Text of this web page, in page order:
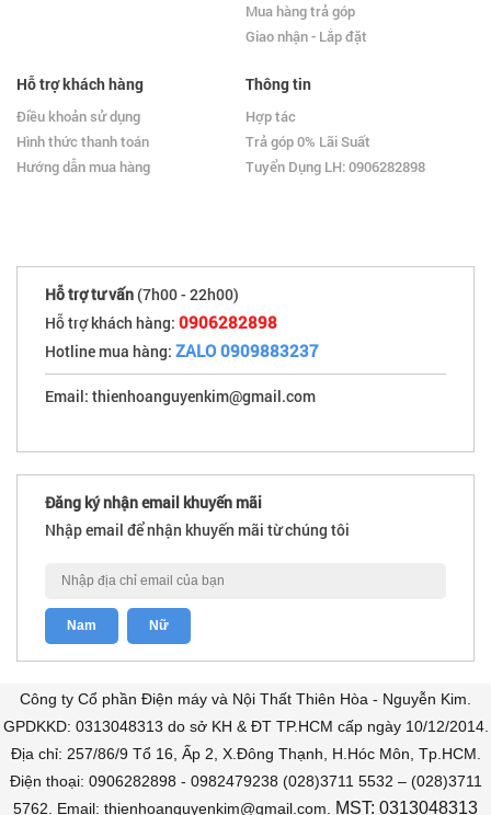
Mua hàng trả góp
Giao nhận - Lắp đặt
Hỗ trợ khách hàng
Điều khoản sử dụng
Hình thức thanh toán
Hướng dẫn mua hàng
Thông tin
Hợp tác
Trả góp 0% Lãi Suất
Tuyển Dụng LH: 0906282898
Hỗ trợ tư vấn (7h00 - 22h00)
Hỗ trợ khách hàng: 0906282898
Hotline mua hàng: ZALO 0909883237
Email: thienhoanguyenkim@gmail.com
Đăng ký nhận email khuyến mãi
Nhập email để nhận khuyến mãi từ chúng tôi
Công ty Cổ phần Điện máy và Nội Thất Thiên Hòa - Nguyễn Kim.
GPDKKD: 0313048313 do sở KH & ĐT TP.HCM cấp ngày 10/12/2014.
Địa chỉ: 257/86/9 Tổ 16, Ấp 2, X.Đông Thạnh, H.Hóc Môn, Tp.HCM.
Điện thoại: 0906282898 - 0982479238 (028)3711 5532 – (028)3711
5762. Email: thienhoanguyenkim@gmail.com.
MST: 0313048313